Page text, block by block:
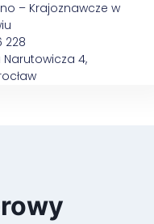
– Krajoznawcze w
228
4,